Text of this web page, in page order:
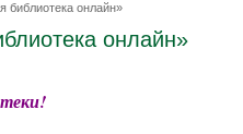
библиотека онлайн»
онлайн»